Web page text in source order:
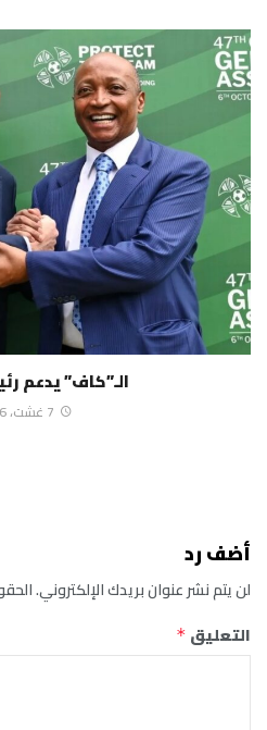
الـ”كاف” يدعم
7 غشت، 2026
أضف رد
لن يتم نشر عنوان بريدك الإلكتروني.
التعليق *